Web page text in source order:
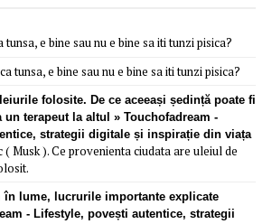
tunsa, e bine sau nu e bine sa iti tunzi pisica?
tunsa, e bine sau nu e bine sa iti tunzi pisica?
folosite. De ce aceeași ședință poate fi
terapeut la altul » Touchofadream -
strategii digitale și inspirație din viața
( Musk ). Ce provenienta ciudata are uleiul de
în lume, lucrurile importante explicate
- Lifestyle, povești autentice, strategii